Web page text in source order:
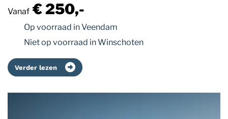
Vanaf € 250,-
Op voorraad in Veendam
Niet op voorraad in Winschoten
Verder lezen